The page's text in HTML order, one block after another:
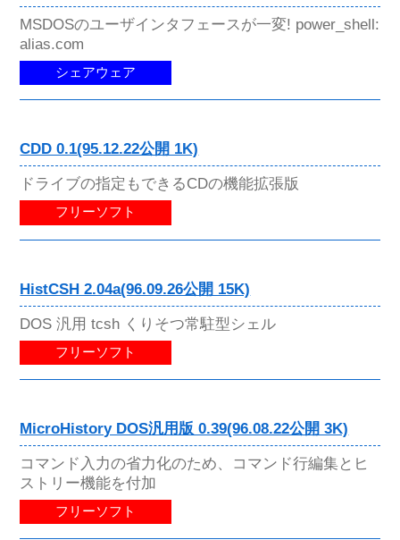
MSDOSのユーザインタフェースが一変! power_shell:
alias.com
シェアウェア
CDD 0.1(95.12.22公開 1K)
ドライブの指定もできるCDの機能拡張版
フリーソフト
HistCSH 2.04a(96.09.26公開 15K)
DOS 汎用 tcsh くりそつ常駐型シェル
フリーソフト
MicroHistory DOS汎用版 0.39(96.08.22公開 3K)
コマンド入力の省力化のため、コマンド行編集とヒ
ストリー機能を付加
フリーソフト